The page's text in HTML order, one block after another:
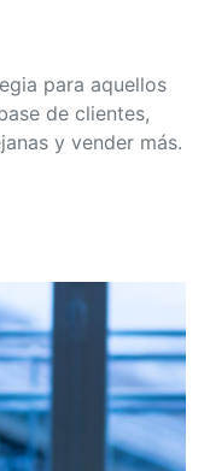
para aquellos
de clientes,
y vender más.